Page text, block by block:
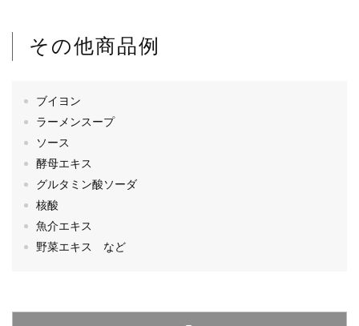
その他商品例
ブイヨン
ラーメンスープ
ソース
酵母エキス
グルタミン酸ソーダ
核酸
魚介エキス
野菜エキス など